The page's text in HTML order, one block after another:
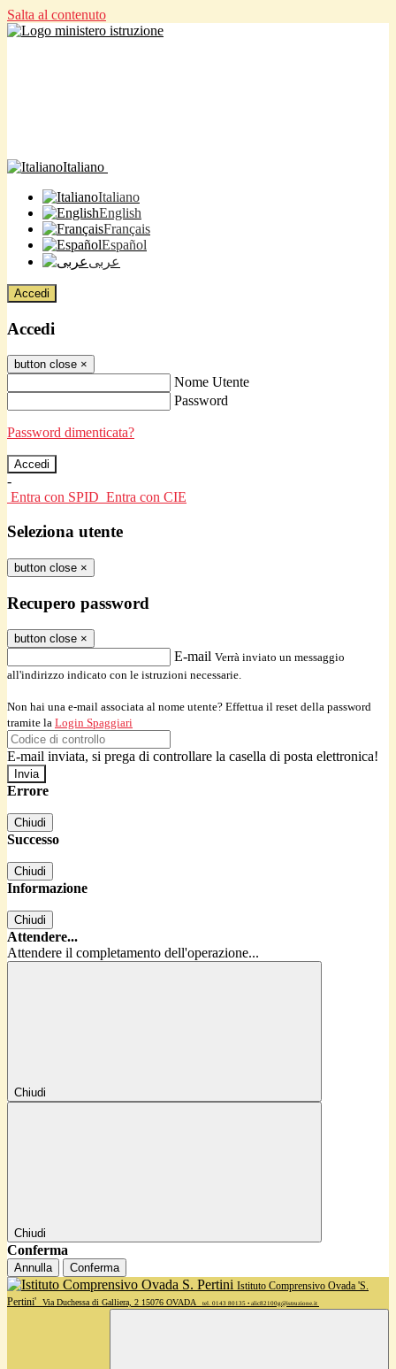
Salta al contenuto
Italiano
Italiano
English
Français
Español
عربى
Accedi
Accedi
button close ×
Nome Utente
Password
Password dimenticata?
-
Entra con SPID Entra con CIE
Seleziona utente
button close ×
Recupero password
button close ×
E-mail Verrà inviato un messaggio
all'indirizzo indicato con le istruzioni necessarie.
Non hai una e-mail associata al nome utente? Effettua il reset della password
tramite la Login Spaggiari
E-mail inviata, si prega di controllare la casella di posta elettronica!
Errore
Chiudi
Successo
Chiudi
Informazione
Chiudi
Attendere...
Attendere il completamento dell'operazione...
Chiudi
Chiudi
Conferma
Annulla Conferma
Istituto Comprensivo Ovada 'S.
Pertini'
Via Duchessa di Galliera, 2 15076 OVADA tel. 0143 80135 • alic82100g@istruzione.it